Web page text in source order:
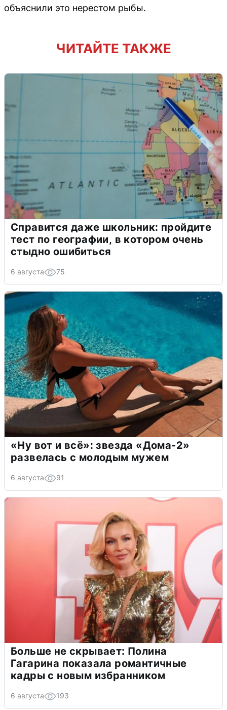
объяснили это нерестом рыбы.
ЧИТАЙТЕ ТАКЖЕ
Справится даже школьник: пройдите
тест по географии, в котором очень
стыдно ошибиться
6 августа 75
«Ну вот и всё»: звезда «Дома-2»
развелась с молодым мужем
6 августа 91
Больше не скрывает: Полина
Гагарина показала романтичные
кадры с новым избранником
6 августа 193